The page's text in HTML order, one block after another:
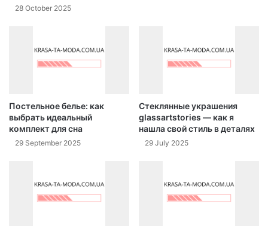
28 October 2025
Постельное белье: как
выбрать идеальный
комплект для сна
29 September 2025
Стеклянные украшения
glassartstories — как я
нашла свой стиль в деталях
29 July 2025